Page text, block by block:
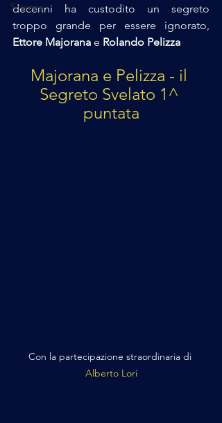
Scienza
decenni ha custodito un segreto
troppo grande per essere ignorato,
Ettore Majorana e Rolando Pelizza
Majorana e Pelizza - il
Segreto Svelato 1^
puntata
Con la partecipazione straordinaria di
Alberto Lori